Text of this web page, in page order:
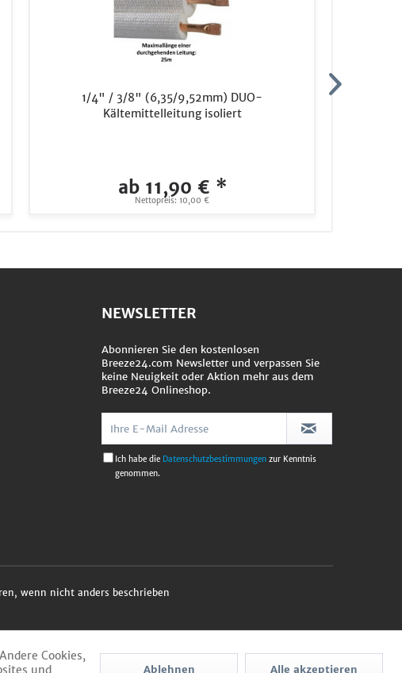
1/4" / 3/8" (6,35/9,52mm) DUO-
Kältemittelleitung isoliert
ab 11,90 € *
Nettopreis: 10,00 €
NEWSLETTER
Abonnieren Sie den kostenlosen
Breeze24.com Newsletter und verpassen Sie
keine Neuigkeit oder Aktion mehr aus dem
Breeze24 Onlineshop.
Ich habe die Datenschutzbestimmungen zur Kenntnis
genommen.
wenn nicht anders beschrieben
Cookies,
und
Ablehnen Alle akzeptieren